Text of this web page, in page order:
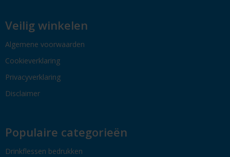
Veilig winkelen
Algemene voorwaarden
Cookieverklaring
Privacyverklaring
Disclaimer
Populaire categorieën
Drinkflessen bedrukken